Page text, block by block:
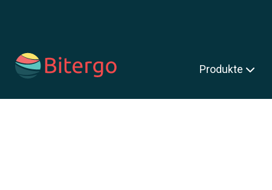
Produkte
ist ein Suchfeld mit einer automatischen Vorschlagsfunktion.